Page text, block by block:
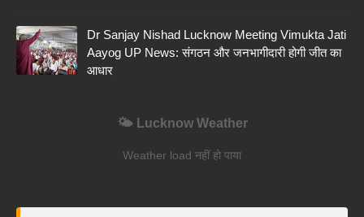
Dr Sanjay Nishad Lucknow Meeting Vimukta Jati
Aayog UP News: संगठन और जनभागीदारी होगी जीत का
आधार
🌤️ Lucknow Weather
Weather load नहीं हो पाया